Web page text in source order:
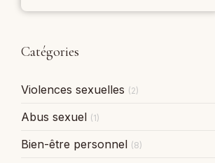
Catégories
Violences sexuelles (2)
Abus sexuel (1)
Bien-être personnel (8)